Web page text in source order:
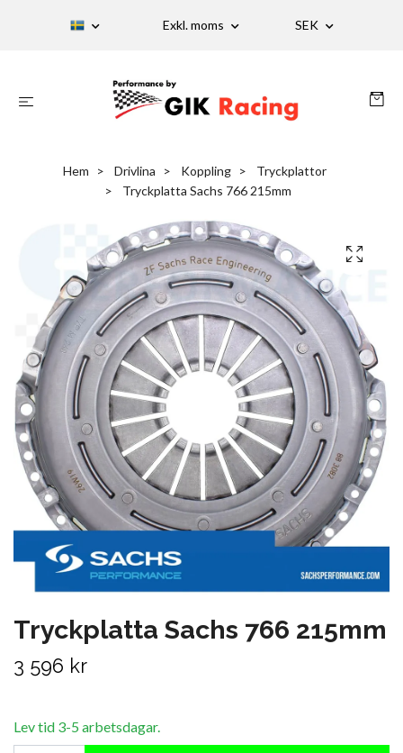
Exkl. moms SEK
Hem Drivlina Koppling
Tryckplattor
Tryckplatta Sachs 766 215mm
Tryckplatta Sachs 766 215mm
3 596 kr
Lev tid 3-5 arbetsdagar.